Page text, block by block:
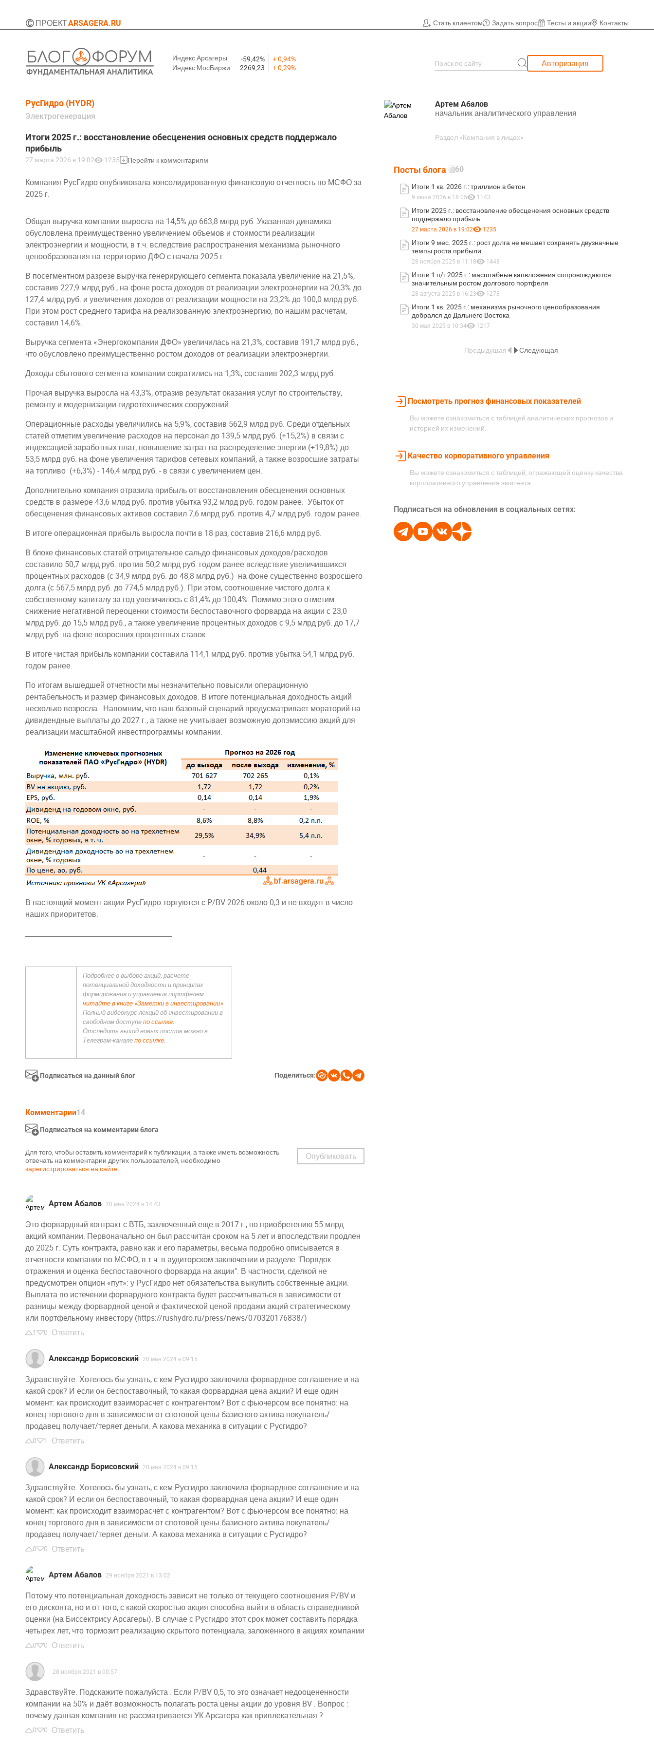
©ПРОЕКТARSAGERA.RU Стать клиентом Задать вопрос Тесты и акции Контакты
Индекс Арсагеры -59,42%
+ 0,94%
Индекс МосБиржи
2269,23 + 0,29% Авторизация
РусГидро (HYDR)
Электрогенерация
Итоги 2025 г.: восстановление обесценения основных средств поддержало
прибыль
27 марта 2026 в 19:02 1235 Перейти к комментариям
Компания РусГидро опубликовала консолидированную финансовую отчетность по МСФО за
2025 г.
Общая выручка компании выросла на 14,5% до 663,8 млрд руб. Указанная динамика
обусловлена преимущественно увеличением объемов и стоимости реализации
электроэнергии и мощности, в т.ч. вследствие распространения механизма рыночного
ценообразования на территорию ДФО с начала 2025 г.
В посегментном разрезе выручка генерирующего сегмента показала увеличение на 21,5%,
составив 227,9 млрд руб., на фоне роста доходов от реализации электроэнергии на 20,3% до
127,4 млрд руб. и увеличения доходов от реализации мощности на 23,2% до 100,0 млрд руб.
При этом рост среднего тарифа на реализованную электроэнергию, по нашим расчетам,
составил 14,6%.
Выручка сегмента «Энергокомпании ДФО» увеличилась на 21,3%, составив 191,7 млрд руб.,
что обусловлено преимущественно ростом доходов от реализации электроэнергии.
Доходы сбытового сегмента компании сократились на 1,3%, составив 202,3 млрд руб.
Прочая выручка выросла на 43,3%, отразив результат оказания услуг по строительству,
ремонту и модернизации гидротехнических сооружений.
Операционные расходы увеличились на 5,9%, составив 562,9 млрд руб. Среди отдельных
статей отметим увеличение расходов на персонал до 139,5 млрд руб. (+15,2%) в связи с
индексацией заработных плат; повышение затрат на распределение энергии (+19,8%) до
53,5 млрд руб. на фоне увеличения тарифов сетевых компаний, а также возросшие затраты
на топливо (+6,3%) - 146,4 млрд руб. - в связи с увеличением цен.
Дополнительно компания отразила прибыль от восстановления обесценения основных
средств в размере 43,6 млрд руб. против убытка 93,2 млрд руб. годом ранее. Убыток от
обесценения финансовых активов составил 7,6 млрд руб. против 4,7 млрд руб. годом ранее.
В итоге операционная прибыль выросла почти в 18 раз, составив 216,6 млрд руб.
В блоке финансовых статей отрицательное сальдо финансовых доходов/расходов
составило 50,7 млрд руб. против 50,2 млрд руб. годом ранее вследствие увеличившихся
процентных расходов (с 34,9 млрд руб. до 48,8 млрд руб.) на фоне существенно возросшего
долга (с 567,5 млрд руб. до 774,5 млрд руб.). При этом, соотношение чистого долга к
собственному капиталу за год увеличилось с 81,4% до 100,4%. Помимо этого отметим
снижение негативной переоценки стоимости беспоставочного форварда на акции с 23,0
млрд руб. до 15,5 млрд руб., а также увеличение процентных доходов с 9,5 млрд руб. до 17,7
млрд руб. на фоне возросших процентных ставок.
В итоге чистая прибыль компании составила 114,1 млрд руб. против убытка 54,1 млрд руб.
годом ранее.
По итогам вышедшей отчетности мы незначительно повысили операционную
рентабельность и размер финансовых доходов. В итоге потенциальная доходность акций
несколько возросла. Напомним, что наш базовый сценарий предусматривает мораторий на
дивидендные выплаты до 2027 г., а также не учитывает возможную допэмиссию акций для
реализации масштабной инвестпрограммы компании.
В настоящий момент акции РусГидро торгуются с P/BV 2026 около 0,3 и не входят в число
наших приоритетов.
Подробнее о выборе акций, расчете
потенциальной доходности и принципах
формирования и управления портфелем
читайте в книге «Заметки в инвестировании»
Полный видеокурс лекций об инвестировании в
свободном доступепо ссылке.
Отследить выход новых постов можно в
Телеграм-каналепо ссылке.
Поделиться:
Подписаться на данный блог
Комментарии14
Подписаться на комментарии блога
Для того, чтобы оставить комментарий к публикации, а также иметь возможность
отвечать на комментарии других пользователей, необходимо
зарегистрироваться на сайте.
Опубликовать
Артем Абалов 20 мая 2024 в 14:43
Это форвардный контракт с ВТБ, заключенный еще в 2017 г., по приобретению 55 млрд
акций компании. Первоначально он был рассчитан сроком на 5 лет и впоследствии продлен
до 2025 г. Суть контракта, равно как и его параметры, весьма подробно описывается в
отчетности компании по МСФО, в т.ч. в аудиторском заключении и разделе "Порядок
отражения и оценка беспоставочного форварда на акции". В частности, сделкой не
предусмотрен опцион «пут»: у РусГидро нет обязательства выкупить собственные акции.
Выплата по истечении форвардного контракта будет рассчитываться в зависимости от
разницы между форвардной ценой и фактической ценой продажи акций стратегическому
или портфельному инвестору (https://rushydro.ru/press/news/070320176838/)
1 0 Ответить
Александр Борисовский 20 мая 2024 в 09:15
Здравствуйте. Хотелось бы узнать, с кем Русгидро заключила форвардное соглашение и на
какой срок? И если он беспоставочный, то какая форвардная цена акции? И еще один
момент: как происходит взаиморасчет с контрагентом? Вот с фьючерсом все понятно: на
конец торгового дня в зависимости от спотовой цены базисного актива покупатель/
продавец получает/теряет деньги. А какова механика в ситуации с Русгидро?
0 1 Ответить
Александр Борисовский 20 мая 2024 в 09:15
Здравствуйте. Хотелось бы узнать, с кем Русгидро заключила форвардное соглашение и на
какой срок? И если он беспоставочный, то какая форвардная цена акции? И еще один
момент: как происходит взаиморасчет с контрагентом? Вот с фьючерсом все понятно: на
конец торгового дня в зависимости от спотовой цены базисного актива покупатель/
продавец получает/теряет деньги. А какова механика в ситуации с Русгидро?
0 0 Ответить
Артем Абалов 29 ноября 2021 в 13:02
Потому что потенциальная доходность зависит не только от текущего соотношения P/BV и
его дисконта, но и от того, с какой скоростью акция способна выйти в область справедливой
оценки (на Биссектрису Арсагеры). В случае с Русгидро этот срок может составить порядка
четырех лет, что тормозит реализацию скрытого потенциала, заложенного в акциях компании
0 0 Ответить
28 ноября 2021 в 00:57
Здравствуйте. Подскажите пожалуйста . Если P/BV 0,5, то это означает недооцененности
компании на 50% и даёт возможность полагать роста цены акции до уровня BV . Вопрос :
почему данная компания не рассматривается УК Арсагера как привлекательная ?
0 0 Ответить
Артем Абалов
начальник аналитического управления
Раздел «Компания в лицах»
Посты блога
60
Итоги 1 кв. 2026 г.: триллион в бетон
9 июня 2026 в 18:05 1143
Итоги 2025 г.: восстановление обесценения основных средств
поддержало прибыль
27 марта 2026 в 19:02 1235
Итоги 9 мес. 2025 г.: рост долга не мешает сохранять двузначные
темпы роста прибыли
28 ноября 2025 в 11:18 1448
Итоги 1 п/г 2025 г.: масштабные капвложения сопровождаются
значительным ростом долгового портфеля
28 августа 2025 в 16:23 1278
Итоги 1 кв. 2025 г.: механизма рыночного ценообразования
добрался до Дальнего Востока
30 мая 2025 в 10:34 1217
Предыдущая Следующая
Посмотреть прогноз финансовых показателей
Вы можете ознакомиться с таблицей аналитических прогнозов и
историей их изменений.
Качество корпоративного управления
Вы можете ознакомиться с таблицей, отражающей оценку качества
корпоративного управления эмитента
Подписаться на обновления в социальных сетях: